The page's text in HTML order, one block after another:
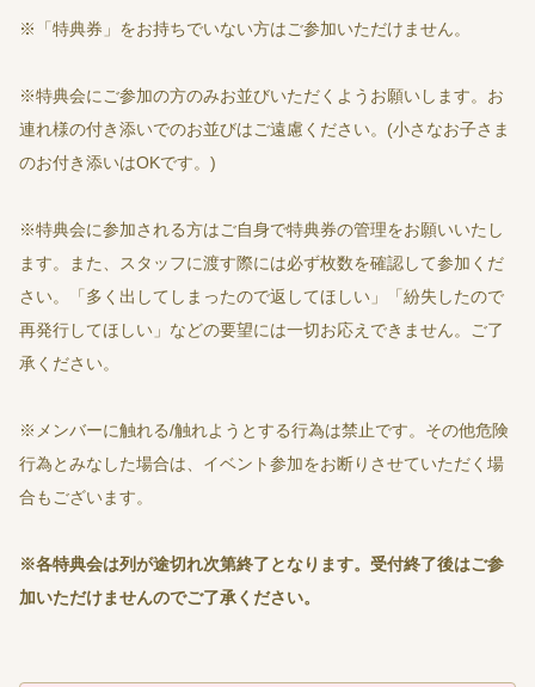
※「特典券」をお持ちでいない方はご参加いただけません。
※特典会にご参加の方のみお並びいただくようお願いします。お
連れ様の付き添いでのお並びはご遠慮ください。(小さなお子さま
のお付き添いはOKです。)
※特典会に参加される方はご自身で特典券の管理をお願いいたし
ます。また、スタッフに渡す際には必ず枚数を確認して参加くだ
さい。「多く出してしまったので返してほしい」「紛失したので
再発行してほしい」などの要望には一切お応えできません。ご了
承ください。
※メンバーに触れる/触れようとする行為は禁止です。その他危険
行為とみなした場合は、イベント参加をお断りさせていただく場
合もございます。
※各特典会は列が途切れ次第終了となります。受付終了後はご参
加いただけませんのでご了承ください。